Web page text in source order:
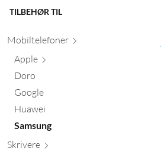
TILBEHØR TIL
Mobiltelefoner
Apple
Doro
Google
Huawei
Samsung
Skrivere